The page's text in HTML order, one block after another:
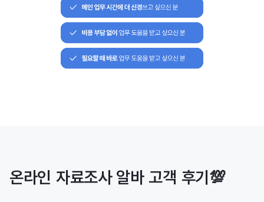
온라인 자료조사 알바 고객 후기💯